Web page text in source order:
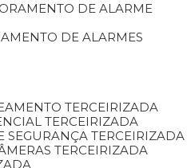
DE ALARME
DE ALARMES
TERCEIRIZADA
TERCEIRIZADA
SEGURANÇA TERCEIRIZADA
TERCEIRIZADA